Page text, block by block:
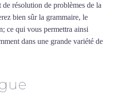
de résolution de problèmes de la
bien sûr la grammaire, le
ce qui vous permettra ainsi
dans une grande variété de